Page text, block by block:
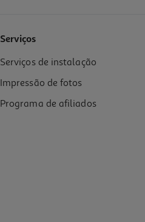
Serviços
Serviços de instalação
Impressão de fotos
Programa de afiliados